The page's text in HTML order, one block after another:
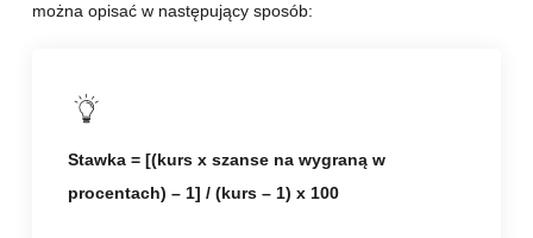
można opisać w następujący sposób:
Stawka = [(kurs x szanse na wygraną w
procentach) – 1] / (kurs – 1) x 100